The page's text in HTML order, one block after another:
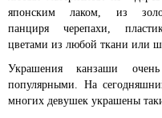
японским лаком, из
панциря черепахи,
цветами из любой ткани или
Украшения канзаши
популярными. На
многих девушек украшены